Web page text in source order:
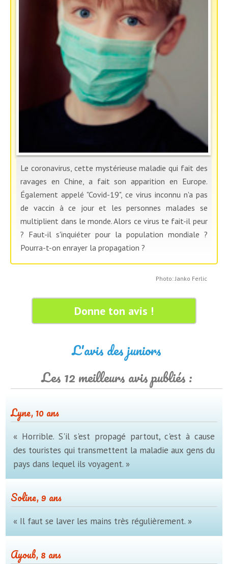
Le coronavirus, cette mystérieuse maladie qui fait des
ravages en Chine, a fait son apparition en Europe.
Également appelé "Covid-19", ce virus inconnu n'a pas
de vaccin à ce jour et les personnes malades se
multiplient dans le monde. Alors ce virus te fait-il peur
? Faut-il s'inquiéter pour la population mondiale ?
Pourra-t-on enrayer la propagation ?
Photo: Janko Ferlic
Donne ton avis !
L'avis des juniors
Les 12 meilleurs avis publiés :
Lyne, 10 ans
« Horrible. S'il s'est propagé partout, c'est à cause
des touristes qui transmettent la maladie aux gens du
pays dans lequel ils voyagent. »
Soline, 9 ans
« Il faut se laver les mains très régulièrement. »
Ayoub, 8 ans